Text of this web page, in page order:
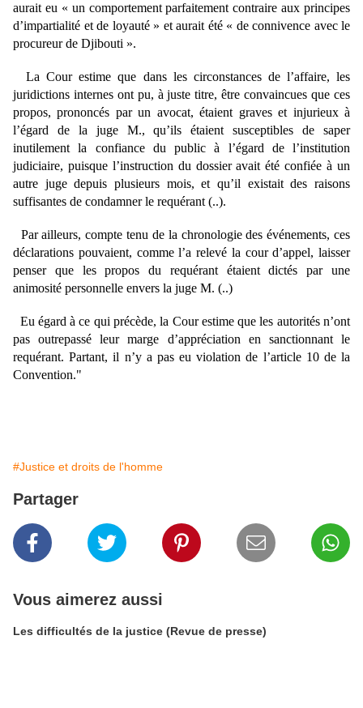
aurait eu « un comportement parfaitement contraire aux principes
d’impartialité et de loyauté » et aurait été « de connivence avec le
procureur de Djibouti ».
La Cour estime que dans les circonstances de l’affaire, les
juridictions internes ont pu, à juste titre, être convaincues que ces
propos, prononcés par un avocat, étaient graves et injurieux à
l’égard de la juge M., qu’ils étaient susceptibles de saper
inutilement la confiance du public à l’égard de l’institution
judiciaire, puisque l’instruction du dossier avait été confiée à un
autre juge depuis plusieurs mois, et qu’il existait des raisons
suffisantes de condamner le requérant (..).
Par ailleurs, compte tenu de la chronologie des événements, ces
déclarations pouvaient, comme l’a relevé la cour d’appel, laisser
penser que les propos du requérant étaient dictés par une
animosité personnelle envers la juge M. (..)
Eu égard à ce qui précède, la Cour estime que les autorités n’ont
pas outrepassé leur marge d’appréciation en sanctionnant le
requérant. Partant, il n’y a pas eu violation de l’article 10 de la
Convention."
#Justice et droits de l'homme
Partager
Vous aimerez aussi
Les difficultés de la justice (Revue de presse)